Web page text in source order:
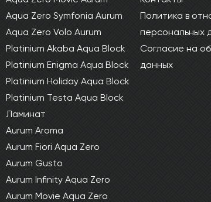
Aqua Zero Symfonia Aurum
Aqua Zero Volo Aurum
Platinium Akaba Aqua Block
Platinium Enigma Aqua Block
Platinium Holiday Aqua Block
Platinium Testa Aqua Block
Ламинат
Aurum Aroma
Aurum Fiori Aqua Zero
Aurum Gusto
Aurum Infinity Aqua Zero
Aurum Movie Aqua Zero
Политика в
персональных
Согласие на
данных